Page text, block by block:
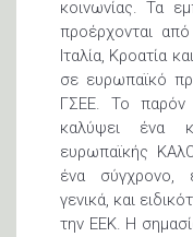
κοινωνίας. Τα
προέρχονται
Ιταλία, Κροατία
σε ευρωπαϊκό
ΓΣΕΕ. Το παρόν
καλύψει ένα
ευρωπαϊκής
ένα σύγχρονο,
γενικά, και
την ΕΕΚ. Η